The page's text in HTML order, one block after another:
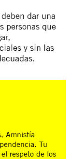
dar una
personas que
y sin las
Amnistía
Tu
respeto de los